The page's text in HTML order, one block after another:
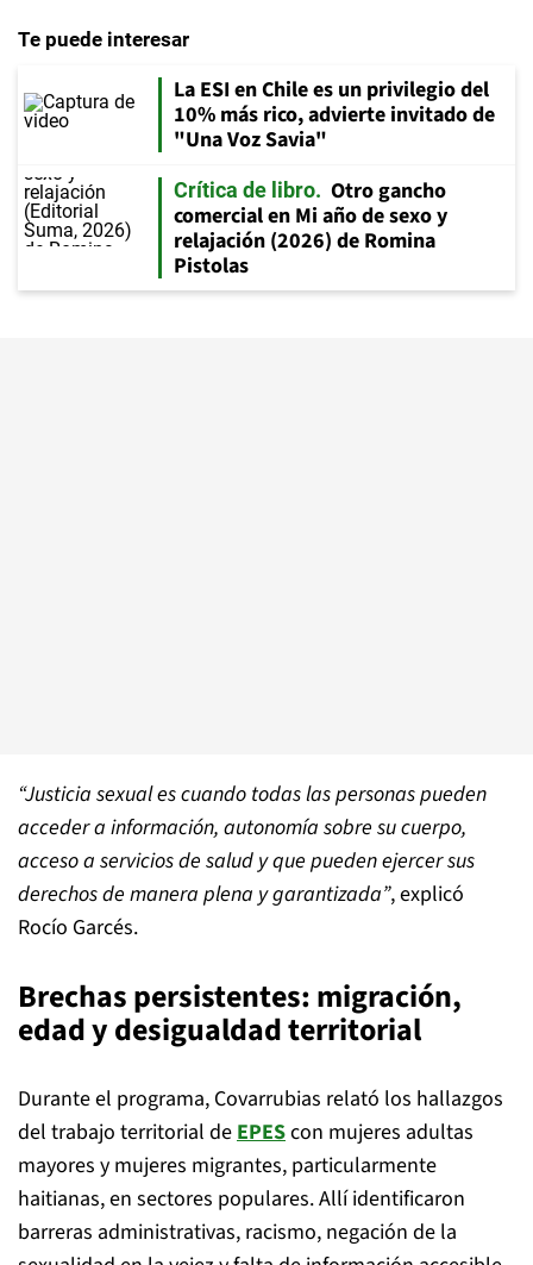
Te puede interesar
La ESI en Chile es un privilegio del
10% más rico, advierte invitado de
"Una Voz Savia"
Crítica de libro
Otro gancho
comercial en Mi año de sexo y
relajación (2026) de Romina
Pistolas
“Justicia sexual es cuando todas las personas pueden
acceder a información, autonomía sobre su cuerpo,
acceso a servicios de salud y que pueden ejercer sus
derechos de manera plena y garantizada”, explicó
Rocío Garcés.
Brechas persistentes: migración,
edad y desigualdad territorial
Durante el programa, Covarrubias relató los hallazgos
del trabajo territorial deEPEScon mujeres adultas
mayores y mujeres migrantes, particularmente
haitianas, en sectores populares. Allí identificaron
barreras administrativas, racismo, negación de la